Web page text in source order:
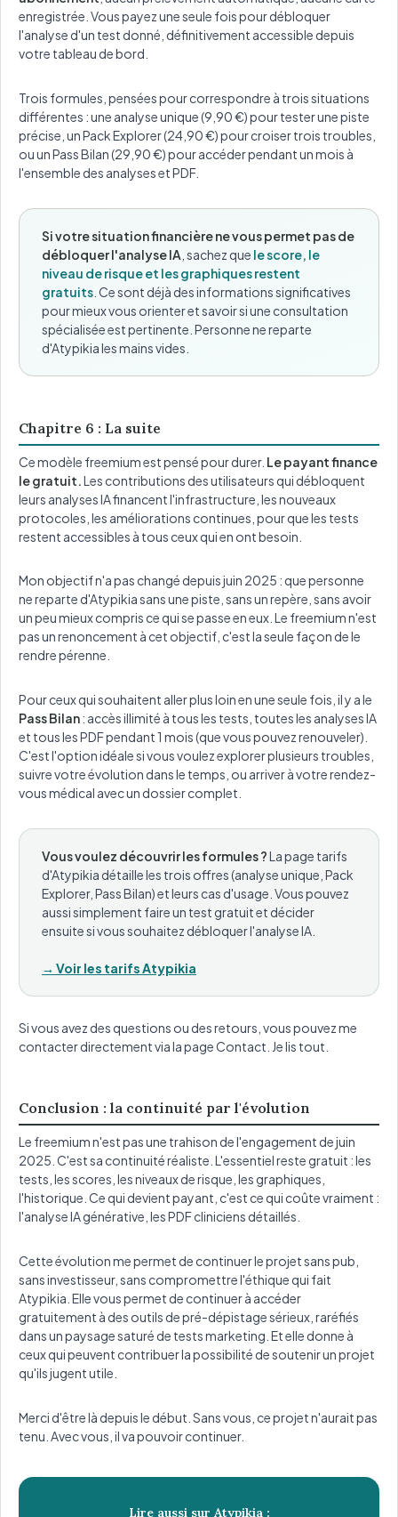
enregistrée. Vous payez une seule fois pour débloquer
l'analyse d'un test donné, définitivement accessible depuis
votre tableau de bord.
Trois formules, pensées pour correspondre à trois situations
différentes : une analyse unique (9,90 €) pour tester une piste
précise, un Pack Explorer (24,90 €) pour croiser trois troubles,
ou un Pass Bilan (29,90 €) pour accéder pendant un mois à
l'ensemble des analyses et PDF.
Si votre situation financière ne vous permet pas de
débloquer l'analyse IA , sachez que le score, le
niveau de risque et les graphiques restent
gratuits . Ce sont déjà des informations significatives
pour mieux vous orienter et savoir si une consultation
spécialisée est pertinente. Personne ne reparte
d'Atypikia les mains vides.
Chapitre 6 : La suite
Ce modèle freemium est pensé pour durer. Le payant finance
le gratuit. Les contributions des utilisateurs qui débloquent
leurs analyses IA financent l'infrastructure, les nouveaux
protocoles, les améliorations continues, pour que les tests
restent accessibles à tous ceux qui en ont besoin.
Mon objectif n'a pas changé depuis juin 2025 : que personne
ne reparte d'Atypikia sans une piste, sans un repère, sans avoir
un peu mieux compris ce qui se passe en eux. Le freemium n'est
pas un renoncement à cet objectif, c'est la seule façon de le
rendre pérenne.
Pour ceux qui souhaitent aller plus loin en une seule fois, il y a le
Pass Bilan: accès illimité à tous les tests, toutes les analyses IA
et tous les PDF pendant 1 mois (que vous pouvez renouveler).
C'est l'option idéale si vous voulez explorer plusieurs troubles,
suivre votre évolution dans le temps, ou arriver à votre rendez-
vous médical avec un dossier complet.
Vous voulez découvrir les formules ?La page tarifs
d'Atypikia détaille les trois offres (analyse unique, Pack
Explorer, Pass Bilan) et leurs cas d'usage. Vous pouvez
aussi simplement faire un test gratuit et décider
ensuite si vous souhaitez débloquer l'analyse IA.
→ Voir les tarifs Atypikia
Si vous avez des questions ou des retours, vous pouvez me
contacter directement via la page Contact. Je lis tout.
Conclusion : la continuité par l'évolution
Le freemium n'est pas une trahison de l'engagement de juin
2025. C'est sa continuité réaliste. L'essentiel reste gratuit : les
tests, les scores, les niveaux de risque, les graphiques,
l'historique. Ce qui devient payant, c'est ce qui coûte vraiment :
l'analyse IA générative, les PDF cliniciens détaillés.
Cette évolution me permet de continuer le projet sans pub,
sans investisseur, sans compromettre l'éthique qui fait
Atypikia. Elle vous permet de continuer à accéder
gratuitement à des outils de pré-dépistage sérieux, raréfiés
dans un paysage saturé de tests marketing. Et elle donne à
ceux qui peuvent contribuer la possibilité de soutenir un projet
qu'ils jugent utile.
Merci d'être là depuis le début. Sans vous, ce projet n'aurait pas
tenu. Avec vous, il va pouvoir continuer.
Lire aussi sur Atypikia :